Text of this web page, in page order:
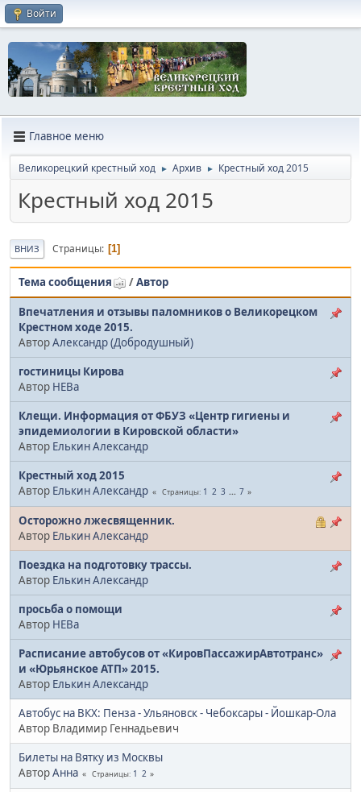
Войти
Главное меню
Великорецкий крестный ход ► Архив ► Крестный ход 2015
Крестный ход 2015
ВНИЗ Страницы 1
Тема сообщения /Автор
Впечатления и отзывы паломников о Великорецком
Крестном ходе 2015.
АвторАлександр (Добродушный)
гостиницы Кирова
Автор НЕВа
Клещи. Информация от ФБУЗ «Центр гигиены и
эпидемиологии в Кировской области»
Автор Елькин Александр
Крестный ход 2015
Автор Елькин Александр Страницы 1 2 3 ... 7
Осторожно лжесвященник.
Автор Елькин Александр
Поездка на подготовку трассы.
Автор Елькин Александр
просьба о помощи
Автор НЕВа
Расписание автобусов от «КировПассажирАвтотранс»
и «Юрьянское АТП» 2015.
Автор Елькин Александр
Автобус на ВКХ: Пенза - Ульяновск - Чебоксары - Йошкар-Ола
Автор Владимир Геннадьевич
Билеты на Вятку из Москвы
АвторАнна Страницы 1 2